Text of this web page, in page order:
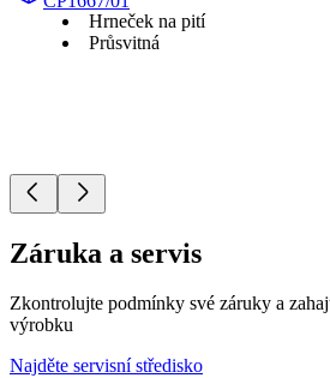
Hrneček na pití
Průsvitná
Záruka a servis
Zkontrolujte podmínky své záruky a
výrobku
Najděte servisní středisko